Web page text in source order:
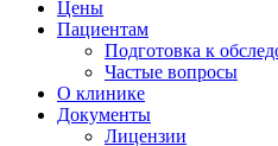
Цены
Пациентам
Подготовка к
Частые вопросы
О клинике
Документы
Лицензии